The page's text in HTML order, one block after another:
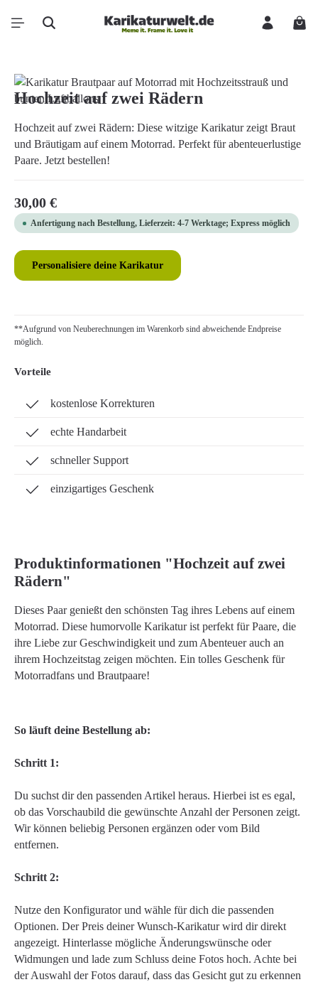
Zum Hauptinhalt springen
Bildergalerie überspringen
Hochzeit auf zwei Rädern
Hochzeit auf zwei Rädern: Diese witzige Karikatur zeigt Braut
und Bräutigam auf einem Motorrad. Perfekt für abenteuerlustige
Paare. Jetzt bestellen!
Regulärer Preis:
30,00 €
Anfertigung nach Bestellung, Lieferzeit: 4-7 Werktage; Express möglich
Personalisiere deine Karikatur
**Aufgrund von Neuberechnungen im Warenkorb sind abweichende Endpreise
möglich.
Vorteile
kostenlose Korrekturen
echte Handarbeit
schneller Support
einzigartiges Geschenk
Produktinformationen "Hochzeit auf zwei
Rädern"
Dieses Paar genießt den schönsten Tag ihres Lebens auf einem
Motorrad. Diese humorvolle Karikatur ist perfekt für Paare, die
ihre Liebe zur Geschwindigkeit und zum Abenteuer auch an
ihrem Hochzeitstag zeigen möchten. Ein tolles Geschenk für
Motorradfans und Brautpaare!
So läuft deine Bestellung ab:
Schritt 1:
Du suchst dir den passenden Artikel heraus. Hierbei ist es egal,
ob das Vorschaubild die gewünschte Anzahl der Personen zeigt.
Wir können beliebig Personen ergänzen oder vom Bild
entfernen.
Schritt 2:
Nutze den Konfigurator und wähle für dich die passenden
Optionen. Der Preis deiner Wunsch-Karikatur wird dir direkt
angezeigt. Hinterlasse mögliche Änderungswünsche oder
Widmungen und lade zum Schluss deine Fotos hoch. Achte bei
der Auswahl der Fotos darauf, dass das Gesicht gut zu erkennen